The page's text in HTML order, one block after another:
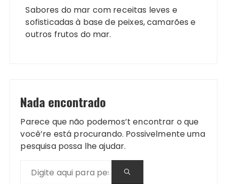
Sabores do mar com receitas leves e
sofisticadas à base de peixes, camarões e
outros frutos do mar.
Nada encontrado
Parece que não podemos’t encontrar o que
você’re está procurando. Possivelmente uma
pesquisa possa lhe ajudar.